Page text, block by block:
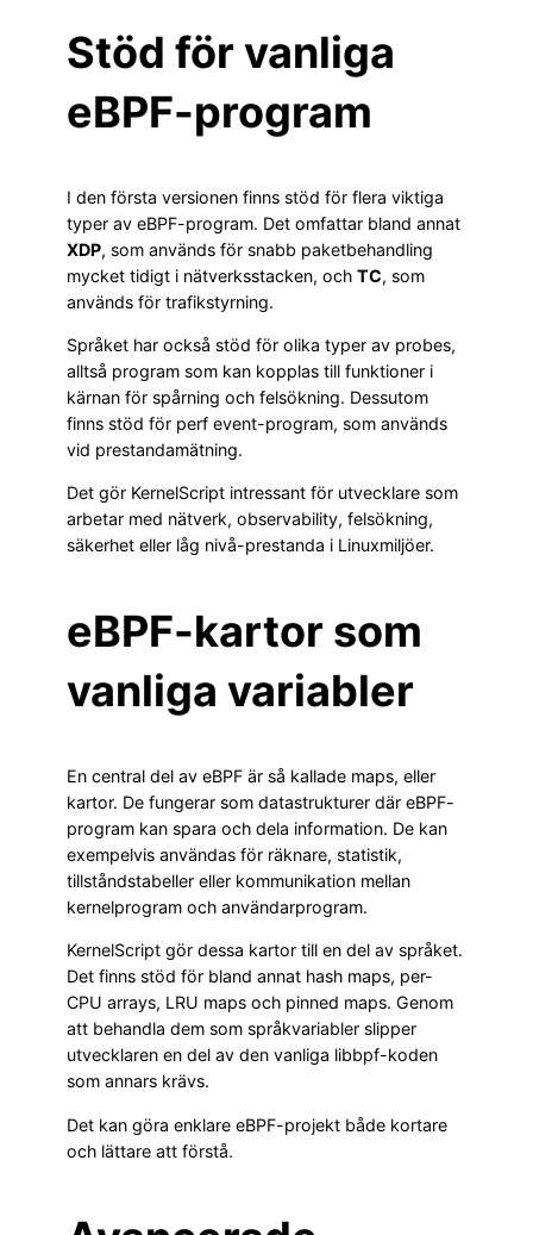
Stöd för vanliga
eBPF-program
I den första versionen finns stöd för flera viktiga
typer av eBPF-program. Det omfattar bland annat
XDP, som används för snabb paketbehandling
mycket tidigt i nätverksstacken, och TC, som
används för trafikstyrning.
Språket har också stöd för olika typer av probes,
alltså program som kan kopplas till funktioner i
kärnan för spårning och felsökning. Dessutom
finns stöd för perf event-program, som används
vid prestandamätning.
Det gör KernelScript intressant för utvecklare som
arbetar med nätverk, observability, felsökning,
säkerhet eller låg nivå-prestanda i Linuxmiljöer.
eBPF-kartor som
vanliga variabler
En central del av eBPF är så kallade maps, eller
kartor. De fungerar som datastrukturer där eBPF-
program kan spara och dela information. De kan
exempelvis användas för räknare, statistik,
tillståndstabeller eller kommunikation mellan
kernelprogram och användarprogram.
KernelScript gör dessa kartor till en del av språket.
Det finns stöd för bland annat hash maps, per-
CPU arrays, LRU maps och pinned maps. Genom
att behandla dem som språkvariabler slipper
utvecklaren en del av den vanliga libbpf-koden
som annars krävs.
Det kan göra enklare eBPF-projekt både kortare
och lättare att förstå.